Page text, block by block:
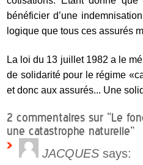
bénéficier d’une
logique que tous ces assurés
La loi du 13 juillet 1982 a le
de solidarité pour le régime
et donc aux assurés... Une
2 commentaires sur “Le
une catastrophe naturelle”
JACQUES says: